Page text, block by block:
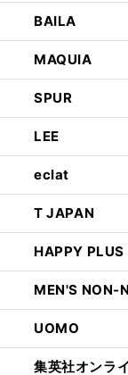
BAILA
MAQUIA
SPUR
LEE
eclat
T JAPAN
HAPPY PLUS
MEN'S NON-
UOMO
集英社オンラ